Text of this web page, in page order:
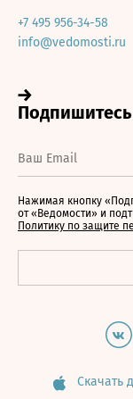
+7 495 956-34-58
info@vedomosti.ru
Нажимая кнопку
от «Ведомости» и
Политику по защите
Скачать